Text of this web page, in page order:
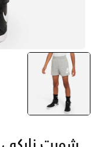
selected
رمادي